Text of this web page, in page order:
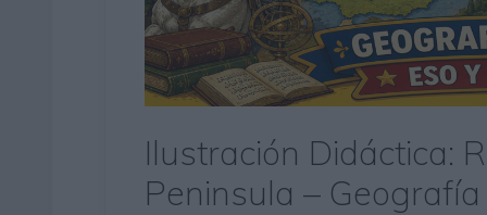
Ilustración Didáctica:
Peninsula –